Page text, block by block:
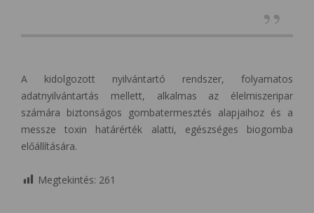
A kidolgozott nyilvántartó rendszer, folyamatos
adatnyilvántartás mellett, alkalmas az élelmiszeripar
számára biztonságos gombatermesztés alapjaihoz és a
messze toxin határérték alatti, egészséges biogomba
előállítására.
Megtekintés: 261